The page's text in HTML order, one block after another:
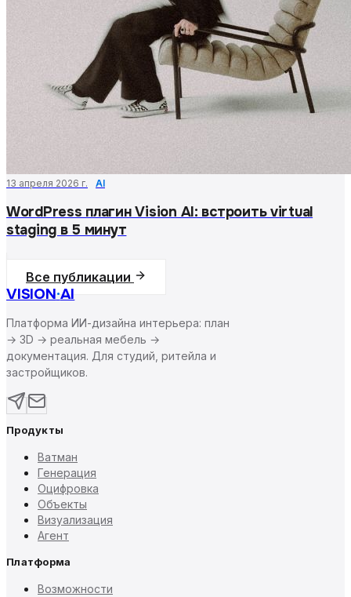
13 апреля 2026 г. AI
WordPress плагин Vision AI: встроить virtual
staging в 5 минут
Все публикации
VISION·AI
Платформа ИИ-дизайна интерьера: план
→ 3D → реальная мебель →
документация. Для студий, ритейла и
застройщиков.
Продукты
Ватман
Генерация
Оцифровка
Объекты
Визуализация
Агент
Платформа
Возможности